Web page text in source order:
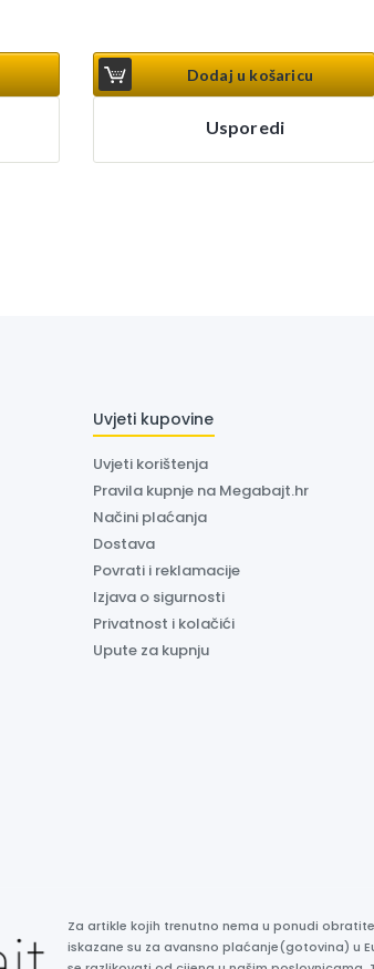
Dodaj u košaricu
Usporedi
Uvjeti kupovine
Uvjeti korištenja
Pravila kupnje na Megabajt.hr
Načini plaćanja
Dostava
Povrati i reklamacije
Izjava o sigurnosti
Privatnost i kolačići
Upute za kupnju
Za artikle kojih trenutno nema u ponudi
iskazane su za avansno plaćanje(gotovina) u